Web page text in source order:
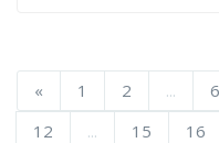
« 1 2 ... 6
12
... 15 16